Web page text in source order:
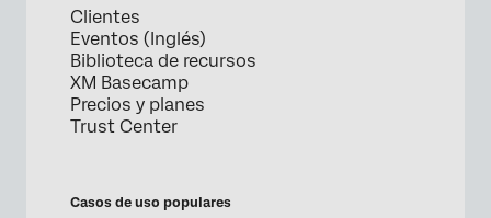
Clientes
Eventos (Inglés)
Biblioteca de recursos
XM Basecamp
Precios y planes
Trust Center
Casos de uso populares